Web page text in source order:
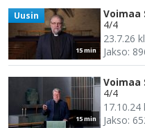
15 min
Uusin Voimaa
4/4
23.7.26
Jakso:
15 min
Voimaa
4/4
17.10.24
Jakso: